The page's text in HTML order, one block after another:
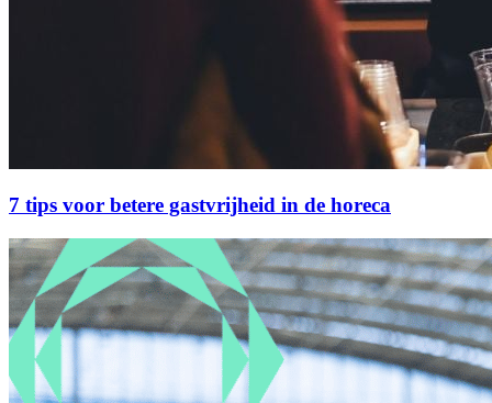
7 tips voor betere gastvrijheid in de horeca